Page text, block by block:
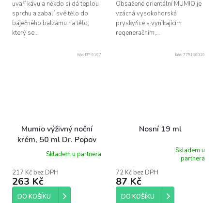
uvaří kávu a někdo si dá teplou
sprchu a zabalí své tělo do
báječného balzámu na tělo,
který se...
Obsažené orientální MUMIO je
vzácná vysokohorská
pryskyřice s vynikajícím
regeneračním,...
Mumio výživný noční
krém, 50 ml Dr. Popov
Skladem u partnera
217 Kč bez DPH
263 Kč
DO KOŠÍKU
Kód: DP-9197
Nosní 19 ml
produktu
je
5,0
Skladem u
partnera
72 Kč bez DPH
87 Kč
DO KOŠÍKU
Kód: 775160019